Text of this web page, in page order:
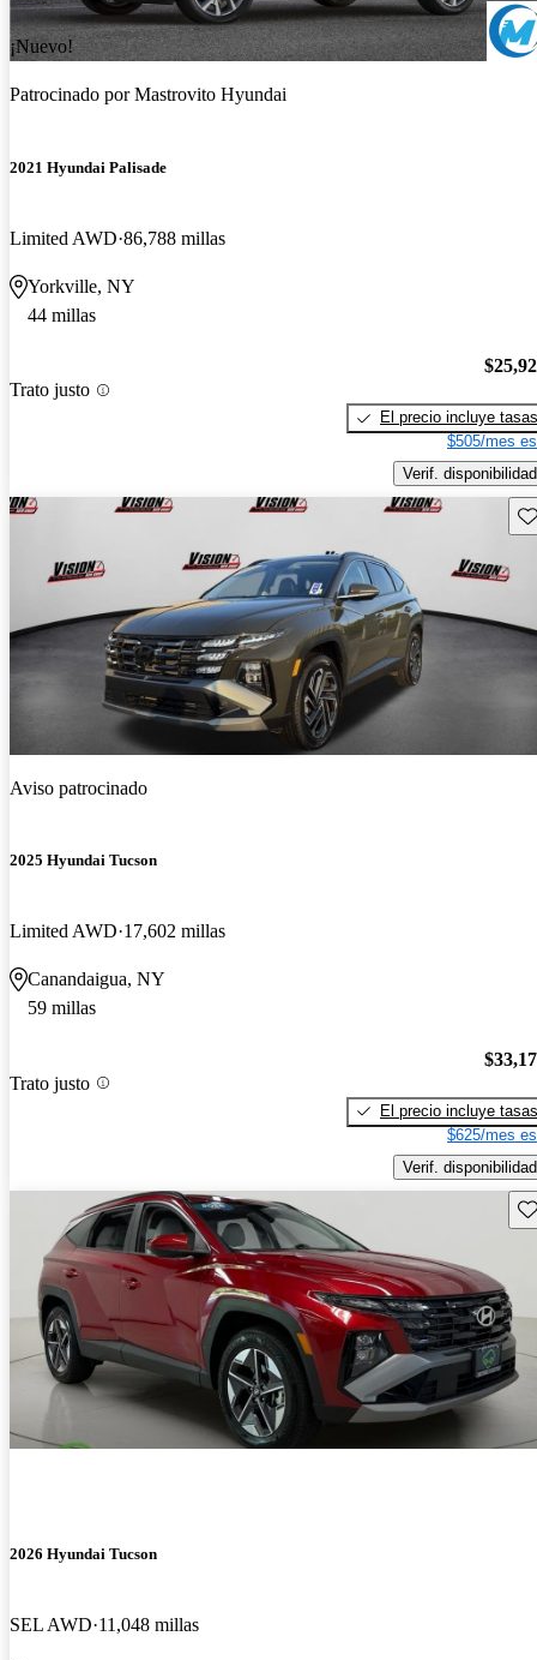
¡Nuevo!
Patrocinado porMastrovito Hyundai
2021 Hyundai Palisade
Limited AWD 86,788 millas
Yorkville, NY
44 millas
Trato justo
El precio incluye tasas
$505/mes
Verif. disponibilidad
Aviso patrocinado
2025 Hyundai Tucson
Limited AWD 17,602 millas
Canandaigua, NY
59 millas
Trato justo
El precio incluye tasas
$625/mes
Verif. disponibilidad
2026 Hyundai Tucson
SEL AWD 11,048 millas